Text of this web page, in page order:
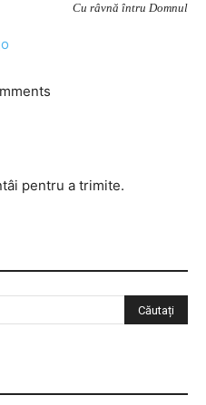
Cu râvnă întru Domnul
pentru a trimite.